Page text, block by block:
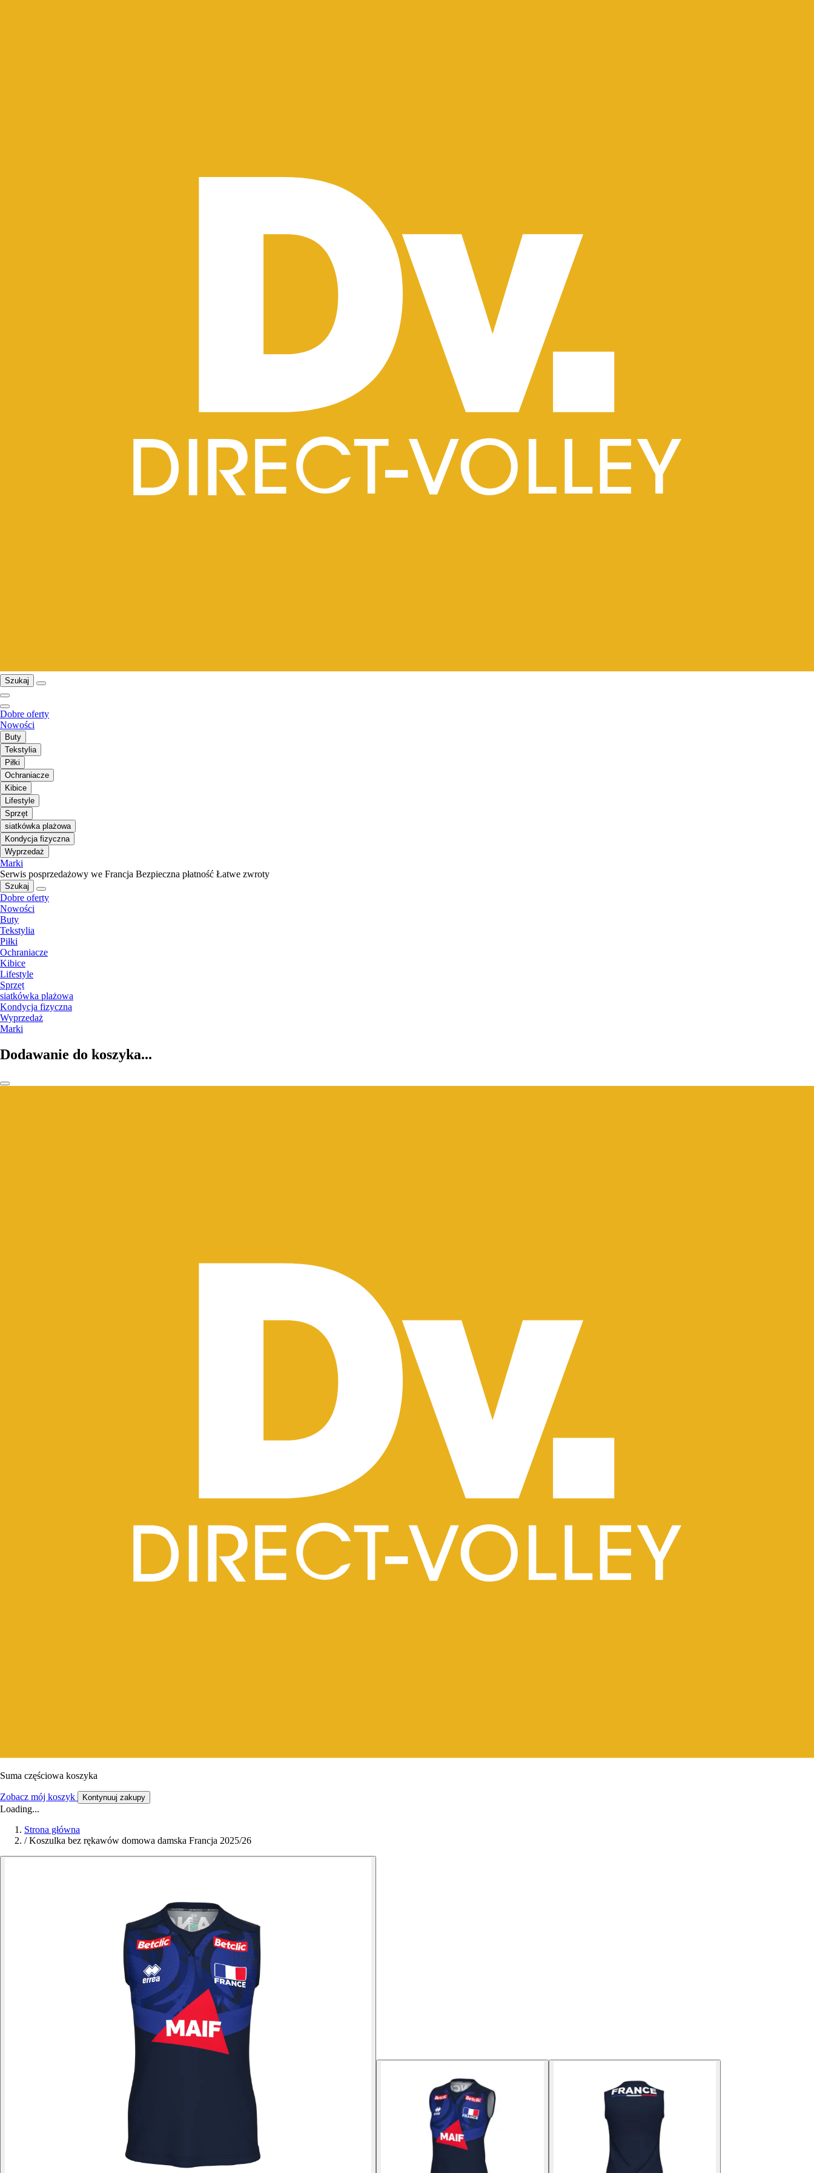
Szukaj
Dobre oferty
Nowości
Buty
Tekstylia
Piłki
Ochraniacze
Kibice
Lifestyle
Sprzęt
siatkówka plażowa
Kondycja fizyczna
Wyprzedaż
Marki
Serwis posprzedażowy we Francja Bezpieczna płatność Łatwe zwroty
Szukaj
Dobre oferty
Nowości
Buty
Tekstylia
Piłki
Ochraniacze
Kibice
Lifestyle
Sprzęt
siatkówka plażowa
Kondycja fizyczna
Wyprzedaż
Marki
Dodawanie do koszyka...
Suma częściowa koszyka
Zobacz mój koszyk Kontynuuj zakupy
Loading...
Strona główna
/ Koszulka bez rękawów domowa damska Francja 2025/26